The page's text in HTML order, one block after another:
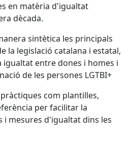
en matèria d'igualtat
dècada.
sintètica les principals
la legislació catalana i estatal,
entre dones i homes i
de les persones LGTBI+
com plantilles,
per facilitar la
i mesures d'igualtat dins les